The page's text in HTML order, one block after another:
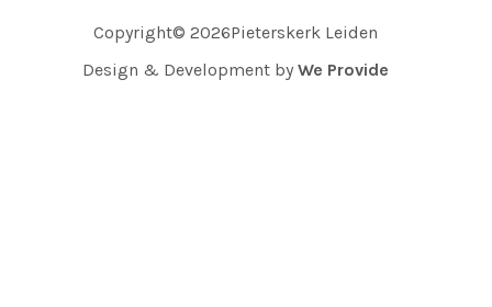
Copyright© 2026Pieterskerk Leiden
Design & Development by We Provide